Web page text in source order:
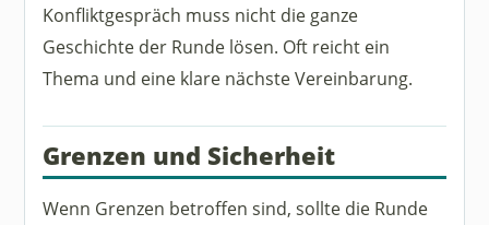
Konfliktgespräch muss nicht die ganze
Geschichte der Runde lösen. Oft reicht ein
Thema und eine klare nächste Vereinbarung.
Grenzen und Sicherheit
Wenn Grenzen betroffen sind, sollte die Runde